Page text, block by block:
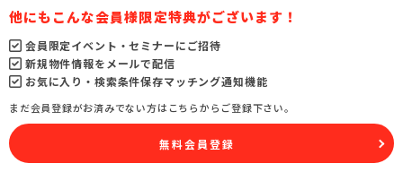
他にもこんな会員様限定特典がございます！
会員限定イベント・セミナーにご招待
新規物件情報をメールで配信
お気に入り・検索条件保存マッチング通知機能
まだ会員登録がお済みでない方はこちらからご登録下さい。
無料会員登録